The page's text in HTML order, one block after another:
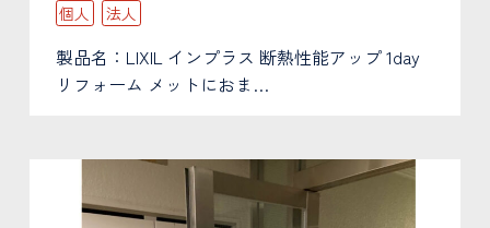
個人 法人
製品名：LIXIL インプラス 断熱性能アップ 1day
リフォーム メットにおま…